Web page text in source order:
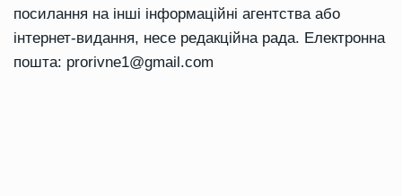
посилання на інші інформаційні агентства або
інтернет-видання, несе редакційна рада. Електронна
пошта: prorivne1@gmail.com